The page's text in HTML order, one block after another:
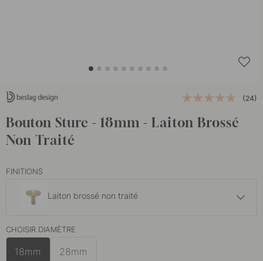
(24)
Bouton Sture - 18mm - Laiton Brossé
Non Traité
FINITIONS
Laiton brossé non traité
Laiton bruni
CHOISIR DIAMÈTRE
18mm 28mm